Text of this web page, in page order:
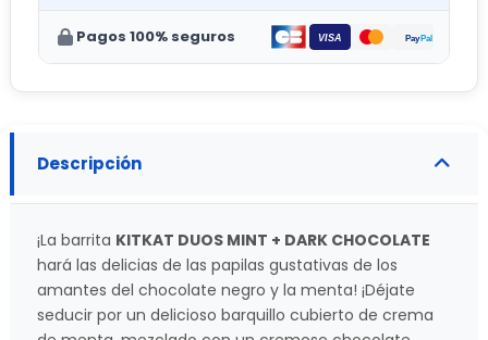
Pagos 100% seguros
Descripción
¡La barrita KITKAT DUOS MINT + DARK CHOCOLATE
hará las delicias de las papilas gustativas de los
amantes del chocolate negro y la menta! ¡Déjate
seducir por un delicioso barquillo cubierto de crema